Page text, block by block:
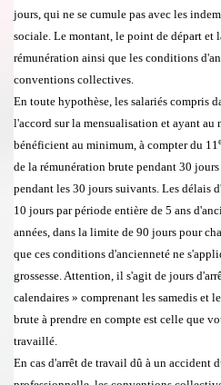
jours, qui ne se cumule pas avec les
sociale. Le montant, le point de départ et
rémunération ainsi que les conditions
conventions collectives.
En toute hypothèse, les salariés compris
l'accord sur la mensualisation et ayant au
bénéficient au minimum, à compter du 11e
de la rémunération brute pendant 30 jours
pendant les 30 jours suivants. Les délais
10 jours par période entière de 5 ans
années, dans la limite de 90 jours pour
que ces conditions d'ancienneté ne
grossesse. Attention, il s'agit de jours d'arr
calendaires » comprenant les samedis et
brute à prendre en compte est celle que
travaillé.
En cas d'arrêt de travail dû à un accident